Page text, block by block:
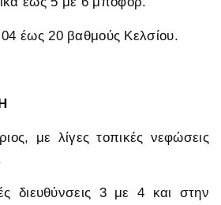
έως 20 βαθμούς Κελσίου.
με λίγες τοπικές νεφώσεις
διευθύνσεις 3 με 4 και στην